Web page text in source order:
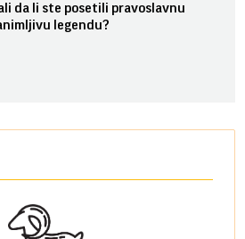
da li ste posetili pravoslavnu
legendu?